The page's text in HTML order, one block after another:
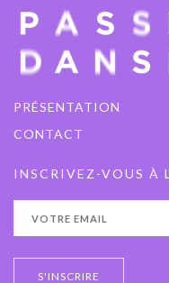
PRÉSENTATION
CONTACT
INSCRIVEZ-VOUS À